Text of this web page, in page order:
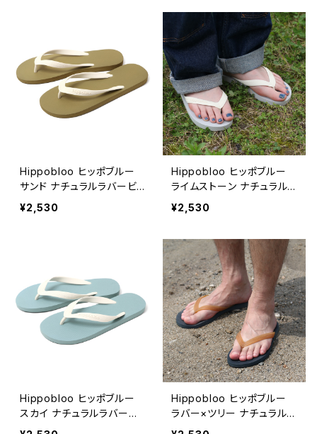
Hippobloo ヒッポブルー
サンド ナチュラルラバービ
ーチサンダル 天然ゴム メン
ズ レディース
¥2,530
Hippobloo ヒッポブルー
ライムストーン ナチュラルラ
バービーチサンダル 天然ゴ
ム メンズ レディース
¥2,530
Hippobloo ヒッポブルー
スカイ ナチュラルラバービ
ーチサンダル 天然ゴム メン
Hippobloo ヒッポブルー
ラバー×ツリー ナチュラルラ
バービーチサンダル 天然ゴ